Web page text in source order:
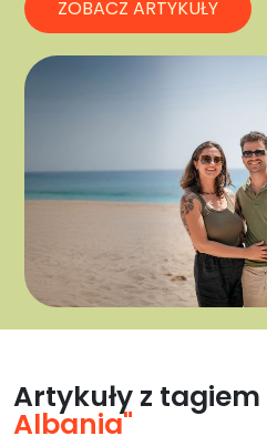
ZOBACZ ARTYKUŁY
Artykuły z tagiem
Albania"